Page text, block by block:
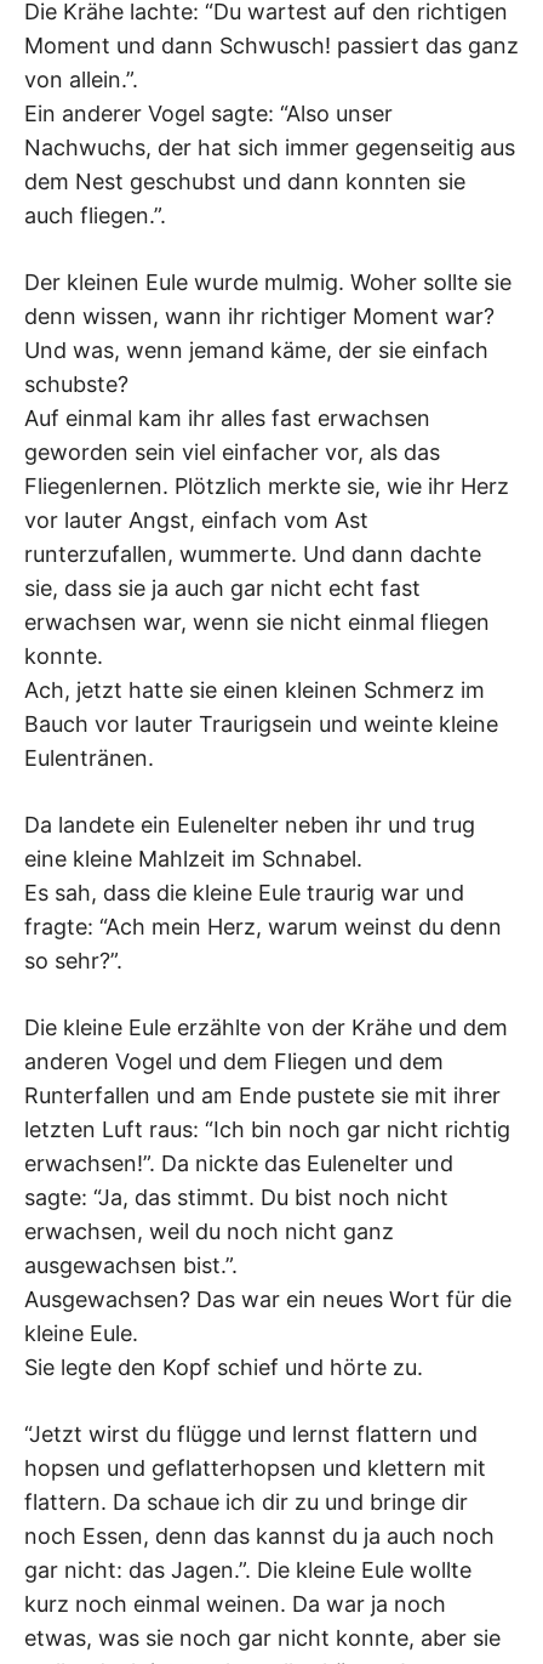
Die Krähe lachte: “Du wartest auf den richtigen
Moment und dann Schwusch! passiert das ganz
von allein.”.
Ein anderer Vogel sagte: “Also unser
Nachwuchs, der hat sich immer gegenseitig aus
dem Nest geschubst und dann konnten sie
auch fliegen.”.
Der kleinen Eule wurde mulmig. Woher sollte sie
denn wissen, wann ihr richtiger Moment war?
Und was, wenn jemand käme, der sie einfach
schubste?
Auf einmal kam ihr alles fast erwachsen
geworden sein viel einfacher vor, als das
Fliegenlernen. Plötzlich merkte sie, wie ihr Herz
vor lauter Angst, einfach vom Ast
runterzufallen, wummerte. Und dann dachte
sie, dass sie ja auch gar nicht echt fast
erwachsen war, wenn sie nicht einmal fliegen
konnte.
Ach, jetzt hatte sie einen kleinen Schmerz im
Bauch vor lauter Traurigsein und weinte kleine
Eulentränen.
Da landete ein Eulenelter neben ihr und trug
eine kleine Mahlzeit im Schnabel.
Es sah, dass die kleine Eule traurig war und
fragte: “Ach mein Herz, warum weinst du denn
so sehr?”.
Die kleine Eule erzählte von der Krähe und dem
anderen Vogel und dem Fliegen und dem
Runterfallen und am Ende pustete sie mit ihrer
letzten Luft raus: “Ich bin noch gar nicht richtig
erwachsen!”. Da nickte das Eulenelter und
sagte: “Ja, das stimmt. Du bist noch nicht
erwachsen, weil du noch nicht ganz
ausgewachsen bist.”.
Ausgewachsen? Das war ein neues Wort für die
kleine Eule.
Sie legte den Kopf schief und hörte zu.
“Jetzt wirst du flügge und lernst flattern und
hopsen und geflatterhopsen und klettern mit
flattern. Da schaue ich dir zu und bringe dir
noch Essen, denn das kannst du ja auch noch
gar nicht: das Jagen.”. Die kleine Eule wollte
kurz noch einmal weinen. Da war ja noch
etwas, was sie noch gar nicht konnte, aber sie